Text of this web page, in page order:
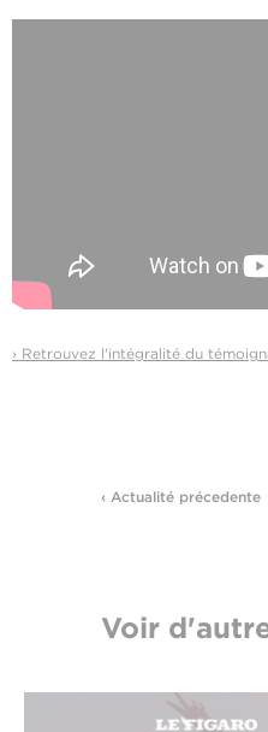
› Retrouvez l'intégralité du
‹ Actualité précedente
Voir